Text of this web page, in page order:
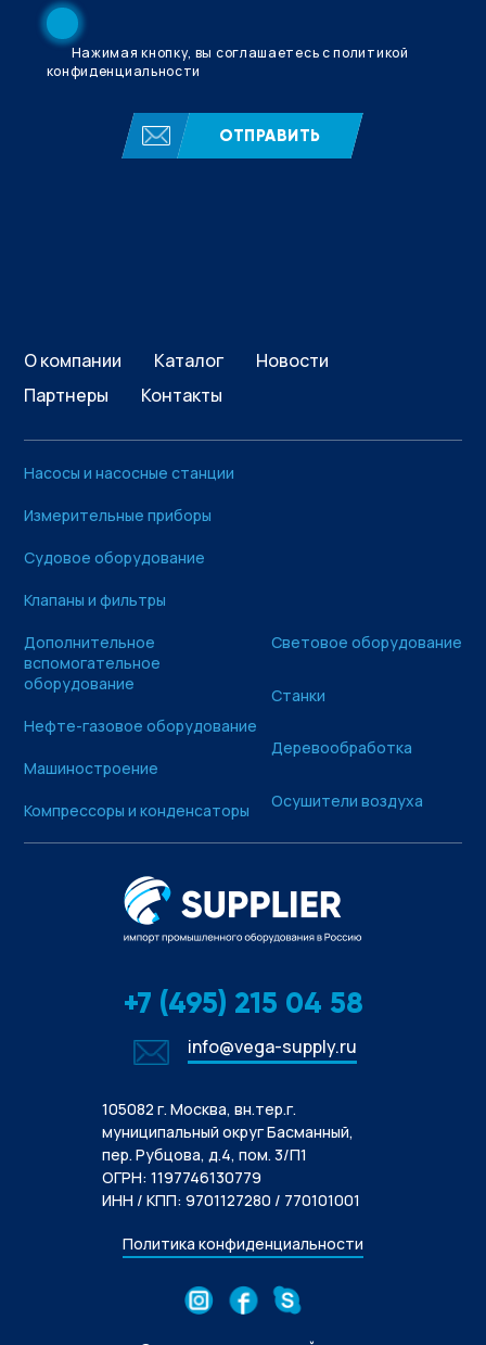
Нажимая кнопку, вы соглашаетесь с политикой
конфиденциальности
ОТПРАВИТЬ
О компании Каталог
Новости
Партнеры
Контакты
Насосы и насосные станции
Измерительные приборы
Судовое оборудование
Клапаны и фильтры
Дополнительное
вспомогательное
оборудование
Нефте-газовое оборудование
Машиностроение
Компрессоры и конденсаторы
Световое оборудование
Станки
Деревообработка
Осушители воздуха
+7 (495) 215 04 58
info@vega-supply.ru
105082 г. Москва, вн.тер.г.
муниципальный округ Басманный,
пер. Рубцова, д.4, пом. 3/П1
ОГРН: 1197746130779
ИНН / КПП: 9701127280 / 770101001
Политика конфиденциальности